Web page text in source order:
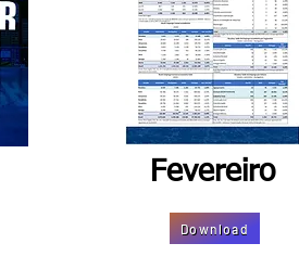
Fevereiro
Download